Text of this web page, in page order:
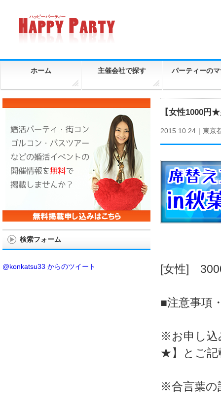
ホーム 主催会社で探す パーティーの
【女性1000円
2015.10.24｜ 東京
[女性]
■注意事項
※お申し込
★】とご記
※合言葉の
検索フォーム
@konkatsu33 からのツイート